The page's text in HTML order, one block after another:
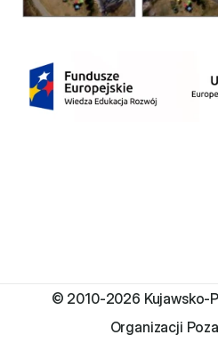
© 2010-2026 Kujawsko-
Organizacji